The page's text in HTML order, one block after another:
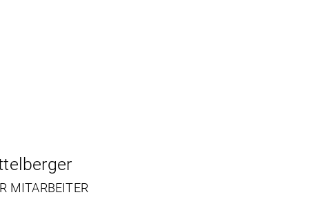
MITARBEITER